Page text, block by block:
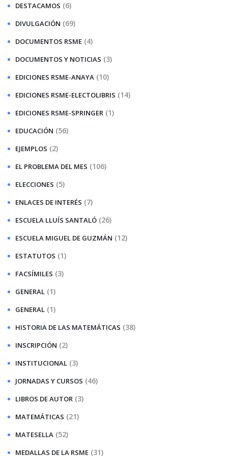
DESTACAMOS (6)
DIVULGACIÓN (69)
DOCUMENTOS RSME (4)
DOCUMENTOS Y NOTICIAS (3)
EDICIONES RSME-ANAYA (10)
EDICIONES RSME-ELECTOLIBRIS (14)
EDICIONES RSME-SPRINGER (1)
EDUCACIÓN (56)
EJEMPLOS (2)
EL PROBLEMA DEL MES (106)
ELECCIONES (5)
ENLACES DE INTERÉS (7)
ESCUELA LLUÍS SANTALÓ (26)
ESCUELA MIGUEL DE GUZMÁN (12)
ESTATUTOS (1)
FACSÍMILES (3)
GENERAL (1)
GENERAL (1)
HISTORIA DE LAS MATEMÁTICAS (38)
INSCRIPCIÓN (2)
INSTITUCIONAL (3)
JORNADAS Y CURSOS (46)
LIBROS DE AUTOR (3)
MATEMÁTICAS (21)
MATESELLA (52)
MEDALLAS DE LA RSME (31)